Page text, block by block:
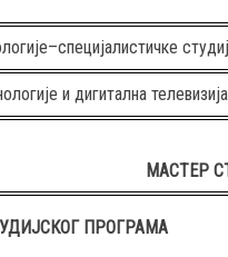
и дигитална
МАСТЕР
ПРОГРАМА